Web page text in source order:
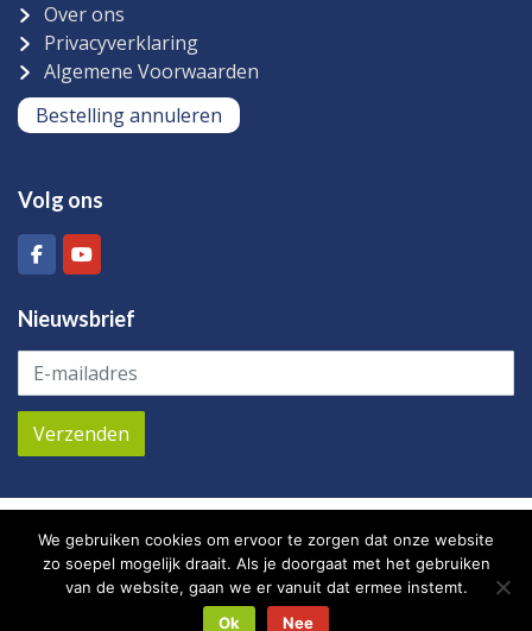
Over ons
Privacyverklaring
Algemene Voorwaarden
Bestelling annuleren
Volg ons
Nieuwsbrief
Langeweg – Nederland – Tel: +31 (0)168 745 601–
Mail:info@plusm2.nl
We gebruiken cookies om ervoor te zorgen dat onze website
zo soepel mogelijk draait. Als je doorgaat met het gebruiken
van de website, gaan we er vanuit dat ermee instemt.
Ok
Nee